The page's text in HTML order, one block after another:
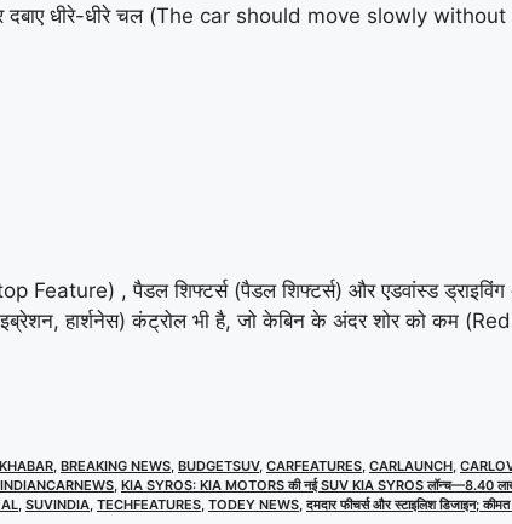
दबाए धीरे-धीरे चल (The car should move slowly
Feature) , पैडल शिफ्टर्स (पैडल शिफ्टर्स) और एडवांस्ड
हार्शनेस) कंट्रोल भी है, जो केबिन के अंदर शोर को कम
, BREAKING NEWS, BUDGETSUV, CARFEATURES, CARLAUNCH,
INDIANCARNEWS, KIA SYROS: KIA MOTORS की नई SUV KIA SYROS लॉन्च—8.40
, SUVINDIA, TECHFEATURES, TODEY NEWS,दमदार फीचर्स और स्टाइलिश डिजाइन;